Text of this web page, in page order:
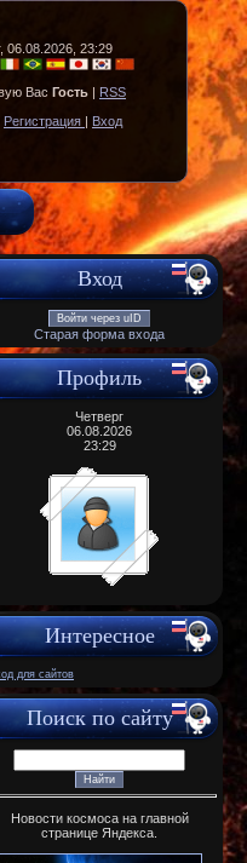
06.08.2026, 23:29
Вас Гость | RSS
Регистрация | Вход
Вход
Войти через uID
Старая форма входа
Профиль
Четверг
06.08.2026
23:29
Интересное
для сайтов
Поиск по сайту
Новости космоса на главной
странице Яндекса.